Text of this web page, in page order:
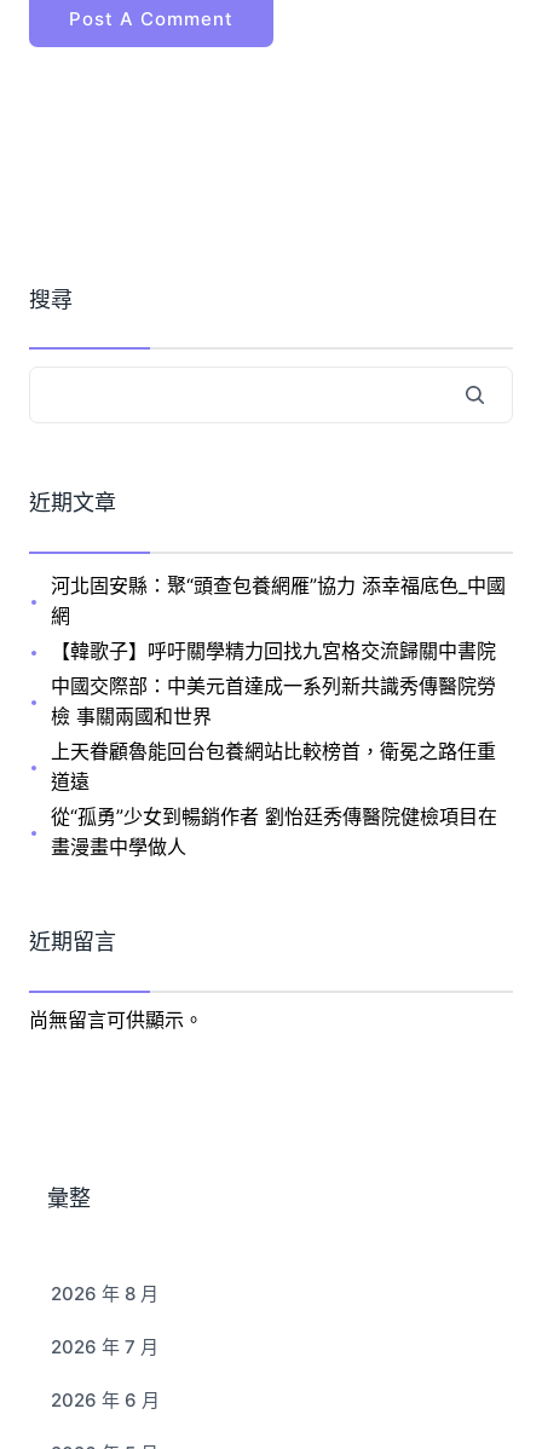
搜尋
近期文章
河北固安縣：聚“頭查包養網雁”協力 添幸福底色_中國
網
【韓歌子】呼吁關學精力回找九宮格交流歸關中書院
中國交際部：中美元首達成一系列新共識秀傳醫院勞
檢 事關兩國和世界
上天眷顧魯能回台包養網站比較榜首，衛冕之路任重
道遠
從“孤勇”少女到暢銷作者 劉怡廷秀傳醫院健檢項目在
畫漫畫中學做人
近期留言
尚無留言可供顯示。
彙整
2026 年 8 月
2026 年 7 月
2026 年 6 月